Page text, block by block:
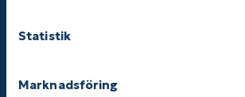
Statistik
Marknadsföring